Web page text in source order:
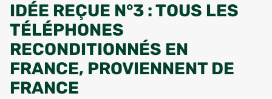
IDÉE REÇUE N°3 : TOUS LES
TÉLÉPHONES
RECONDITIONNÉS EN
FRANCE, PROVIENNENT DE
FRANCE